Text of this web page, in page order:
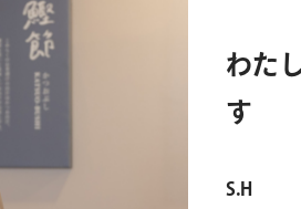
わた し
す
S.H